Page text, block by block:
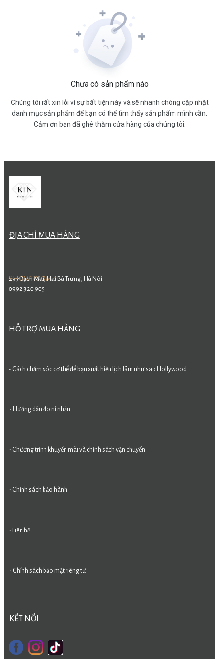
Chưa có sản phẩm nào
Chúng tôi rất xin lỗi vì sự bất tiện này và sẽ nhanh chóng cập nhật
danh mục sản phẩm để bạn có thể tìm thấy sản phẩm mình cần.
Cảm ơn bạn đã ghé thăm cửa hàng của chúng tôi.
ĐỊA CHỈ MUA HÀNG
SHOWROOM 1
297 Bạch Mai, Hai Bà Trưng, Hà Nôi
0992 320 905
HỖ TRỢ MUA HÀNG
- Cách chăm sóc cơ thể để bạn xuất hiện lịch lãm như sao Hollywood
- Hướng dẫn đo ni nhẫn
- Chính sách bảo hành
- Chương trình khuyến mãi và chính sách vận chuyển
- Liên hệ
- Chính sách bảo mật riêng tư
KẾT NỐI